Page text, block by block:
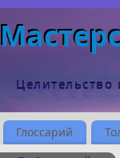
Целительство
Глоссарий